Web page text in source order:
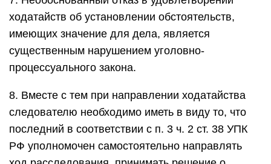
ходатайств об установлении обстоятельств,
имеющих значение для дела, является
существенным нарушением уголовно-
процессуального закона.
8. Вместе с тем при направлении ходатайства
следователю необходимо иметь в виду то, что
последний в соответствии с п. 3 ч. 2 ст. 38 УПК
РФ уполномочен самостоятельно направлять